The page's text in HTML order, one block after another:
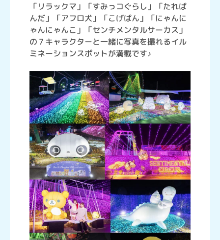
「リラックマ」「すみっコぐらし」「たれぱ
んだ」「アフロ犬」「こげぱん」「にゃんに
ゃんにゃんこ」「センチメンタルサーカス」
の７キャラクターと一緒に写真を撮れるイル
ミネーションスポットが満載です♪